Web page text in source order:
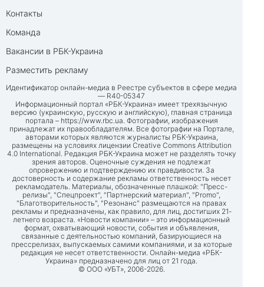
Контакты
Команда
Вакансии в РБК-Украина
Разместить рекламу
Идентификатор онлайн-медиа в Реестре субъектов в сфере медиа
— R40-05347
Информационный портал «РБК-Украина» имеет трехязычную
версию (украинскую, русскую и английскую), главная страница
портала – https://www.rbc.ua. Фотографии, изображения
принадлежат их правообладателям. Все фотографии на Портале,
авторами которых являются журналисты РБК-Украина,
размещены на условиях лицензии Creative Commons Attribution
4.0 International. Редакция РБК-Украина может не разделять точку
зрения авторов. Оценочные суждения не подлежат
опровержению и подтверждению их правдивости. За
достоверность и содержание рекламы ответственность несет
рекламодатель. Материалы, обозначенные плашкой: "Пресс-
релизы", "Спецпроект", "Партнерский материал", "Promo",
"Благотворительность", "Резонанс" размещаются на правах
рекламы и предназначены, как правило, для лиц, достигших 21-
летнего возраста. «Новости компании» – это информационный
формат, охватывающий новости, события и объявления,
связанные с деятельностью компаний, базирующиеся на
прессрелизах, выпускаемых самими компаниями, и за которые
редакция не несет ответственности. Онлайн-медиа «РБК-
Украина» предназначено для лиц от 21 года.
© ООО «УБТ», 2006-2026.